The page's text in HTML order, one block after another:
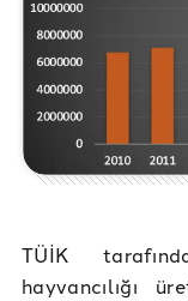
TÜİK
hayvancılığı